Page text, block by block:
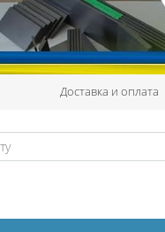
Доставка и оплата